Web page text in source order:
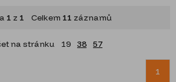
1 z 1 Celkem 11 záznamů
na stránku 19 38 57
1